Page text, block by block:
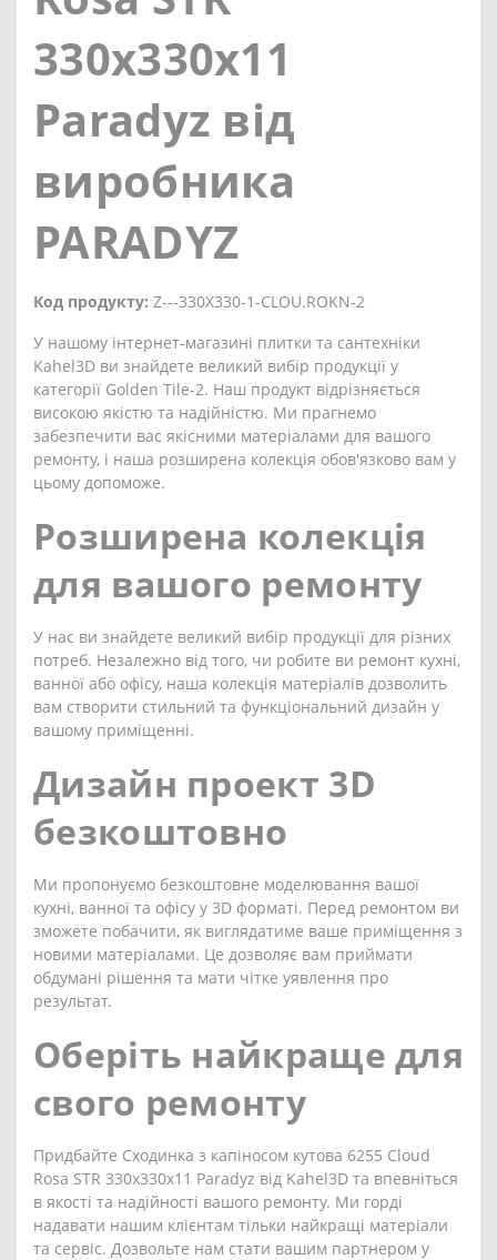
330x330x11
Paradyz від
виробника
PARADYZ
Код продукту: Z---330X330-1-CLOU.ROKN-2
У нашому інтернет-магазині плитки та сантехніки
Kahel3D ви знайдете великий вибір продукції у
категорії Golden Tile-2. Наш продукт відрізняється
високою якістю та надійністю. Ми прагнемо
забезпечити вас якісними матеріалами для вашого
ремонту, і наша розширена колекція обов'язково вам у
цьому допоможе.
Розширена колекція
для вашого ремонту
У нас ви знайдете великий вибір продукції для різних
потреб. Незалежно від того, чи робите ви ремонт кухні,
ванної або офісу, наша колекція матеріалів дозволить
вам створити стильний та функціональний дизайн у
вашому приміщенні.
Дизайн проект 3D
безкоштовно
Ми пропонуємо безкоштовне моделювання вашої
кухні, ванної та офісу у 3D форматі. Перед ремонтом ви
зможете побачити, як виглядатиме ваше приміщення з
новими матеріалами. Це дозволяє вам приймати
обдумані рішення та мати чітке уявлення про
результат.
Оберіть найкраще для
свого ремонту
Придбайте Сходинка з капіносом кутова 6255 Cloud
Rosa STR 330x330x11 Paradyz від Kahel3D та впевніться
в якості та надійності вашого ремонту. Ми горді
надавати нашим клієнтам тільки найкращі матеріали
та сервіс. Дозвольте нам стати вашим партнером у